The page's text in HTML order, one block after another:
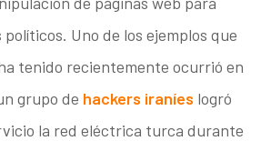
Uno de los ejemplos que
tenido recientemente ocurrió en
grupo de hackers iraníes logró
la red eléctrica turca durante